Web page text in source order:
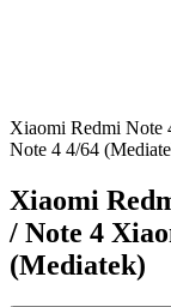
Xiaomi Redmi Note
Note 4 4/64
Xiaomi
/ Note 4
(Mediatek)